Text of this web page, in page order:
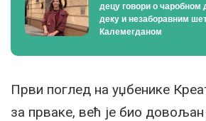
децу говори о чаробном
деку и незаборавним
Калемегданом
Први поглед на уџбенике
за прваке, већ је био